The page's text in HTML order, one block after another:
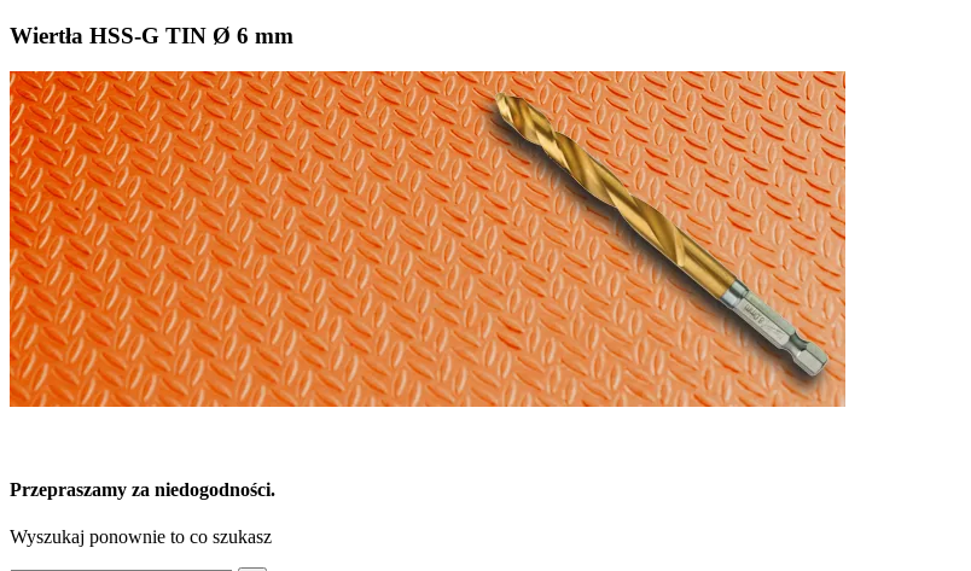
Wiertła HSS-G TIN Ø 6 mm
Przepraszamy za niedogodności.
Wyszukaj ponownie to co szukasz